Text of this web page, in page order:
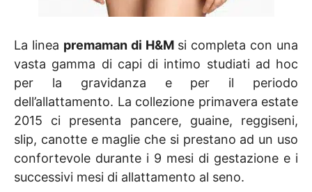
La linea premaman di H&Msi completa con una
vasta gamma di capi di intimo studiati ad hoc
per la gravidanza e per il periodo
dell’allattamento. La collezione primavera estate
2015 ci presenta pancere, guaine, reggiseni,
slip, canotte e maglie che si prestano ad un uso
confortevole durante i 9 mesi di gestazione e i
successivi mesi di allattamento al seno.